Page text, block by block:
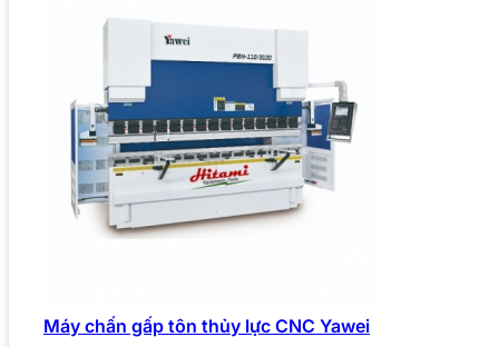
Máy chấn gấp tôn thủy lực CNC Yawei